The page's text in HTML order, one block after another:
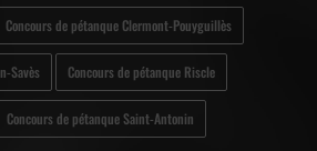
Concours de pétanque Clermont-Pouyguillès
Savès Concours de pétanque Riscle
Concours de pétanque Saint-Antonin